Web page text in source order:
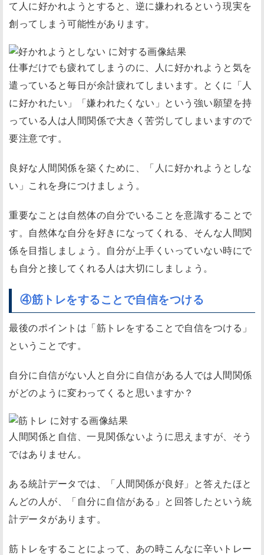
る
３
．
お
り
て人に好かれようとすると、逆に嫌われるという現実を
創ってしまう可能性があります。
仕事だけでも疲れてしまうのに、人に好かれようと気を
遣っていると毎日が余計疲れてしまいます。とくに「人
に好かれたい」「嫌われたくない」という強い願望を持
っている人は人間関係で大きく苦労してしまいますので
要注意です。
良好な人間関係を築くために、「人に好かれようとしな
い」これを身につけましょう。
重要なことは自然体の自分でいることを意識することで
す。自然体な自分を好きになってくれる、そんな人間関
係を目指しましょう。自分が上手くいっていない時にで
も自分と接してくれる人は大切にしましょう。
④筋トレをすることで自信をつける
最後のポイントは「筋トレをすることで自信をつける」
ということです。
自分に自信がない人と自分に自信がある人では人間関係
がどのように変わってくると思いますか？
人間関係と自信、一見関係ないように思えますが、そう
ではありません。
ある統計データでは、「人間関係が良好」と答えたほと
んどの人が、「自分に自信がある」と回答したという統
計データがあります。
筋トレをすることによって、あの時こんなに辛いトレー